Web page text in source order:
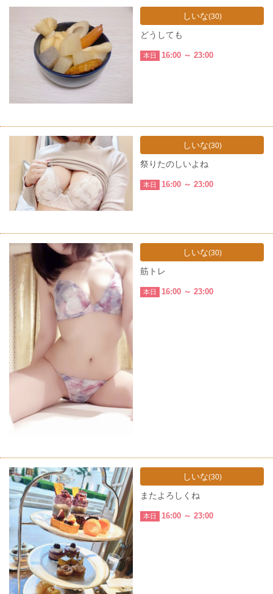
しいな(30)
どうしても
本日 16:00 ～ 23:00
しいな(30)
祭りたのしいよね
本日 16:00 ～ 23:00
しいな(30)
筋トレ
本日 16:00 ～ 23:00
しいな(30)
またよろしくね
本日 16:00 ～ 23:00